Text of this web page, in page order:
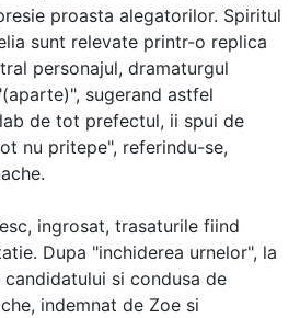
proasta alegatorilor. Spiritul
sunt relevate printr-o replica
personajul, dramaturgul
sugerand astfel
de tot prefectul, ii spui de
nu pritepe", referindu-se,
ingrosat, trasaturile fiind
Dupa "inchiderea urnelor", la
si condusa de
indemnat de Zoe si